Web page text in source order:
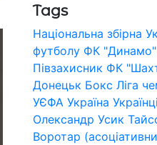
Tags
Національна збірна
футболу ФК "Динамо"
Півзахисник ФК
Донецьк Бокс Ліга
УЄФА Україна Українці
Олександр Усик
Воротар